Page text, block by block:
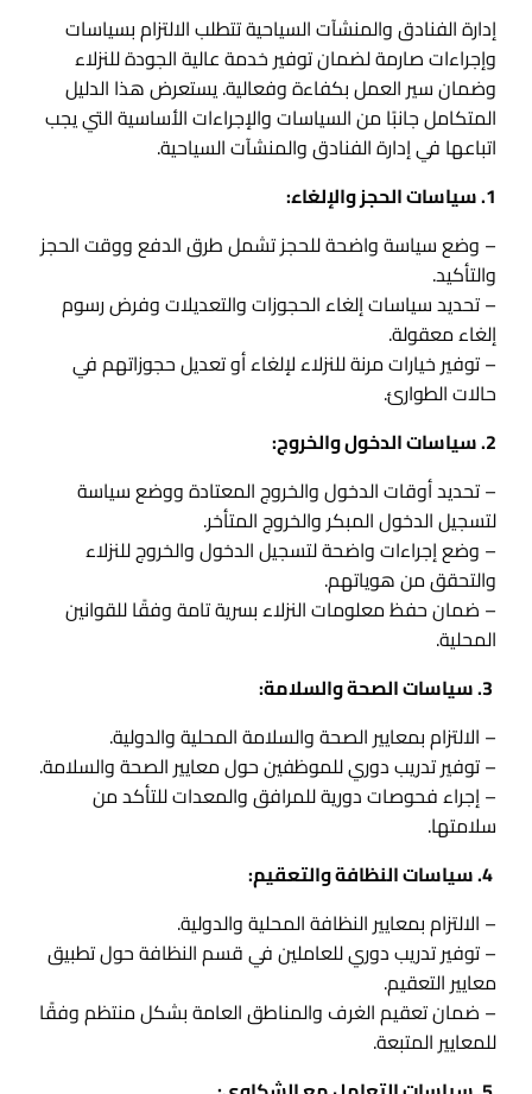
إدارة الفنادق والمنشآت السياحية تتطلب الالتزام بسياسات
وإجراءات صارمة لضمان توفير خدمة عالية الجودة للنزلاء
وضمان سير العمل بكفاءة وفعالية. يستعرض هذا الدليل
المتكامل جانبًا من السياسات والإجراءات الأساسية التي يجب
اتباعها في إدارة الفنادق والمنشآت السياحية.
1. سياسات الحجز والإلغاء:
– وضع سياسة واضحة للحجز تشمل طرق الدفع ووقت الحجز
والتأكيد.
– تحديد سياسات إلغاء الحجوزات والتعديلات وفرض رسوم
إلغاء معقولة.
– توفير خيارات مرنة للنزلاء لإلغاء أو تعديل حجوزاتهم في
حالات الطوارئ.
2. سياسات الدخول والخروج:
– تحديد أوقات الدخول والخروج المعتادة ووضع سياسة
لتسجيل الدخول المبكر والخروج المتأخر.
– وضع إجراءات واضحة لتسجيل الدخول والخروج للنزلاء
والتحقق من هوياتهم.
– ضمان حفظ معلومات النزلاء بسرية تامة وفقًا للقوانين
المحلية.
– الالتزام بمعايير الصحة والسلامة المحلية والدولية.
– توفير تدريب دوري للموظفين حول معايير الصحة والسلامة.
– إجراء فحوصات دورية للمرافق والمعدات للتأكد من
سلامتها.
– الالتزام بمعايير النظافة المحلية والدولية.
– توفير تدريب دوري للعاملين في قسم النظافة حول تطبيق
معايير التعقيم.
– ضمان تعقيم الغرف والمناطق العامة بشكل منتظم وفقًا
للمعايير المتبعة.